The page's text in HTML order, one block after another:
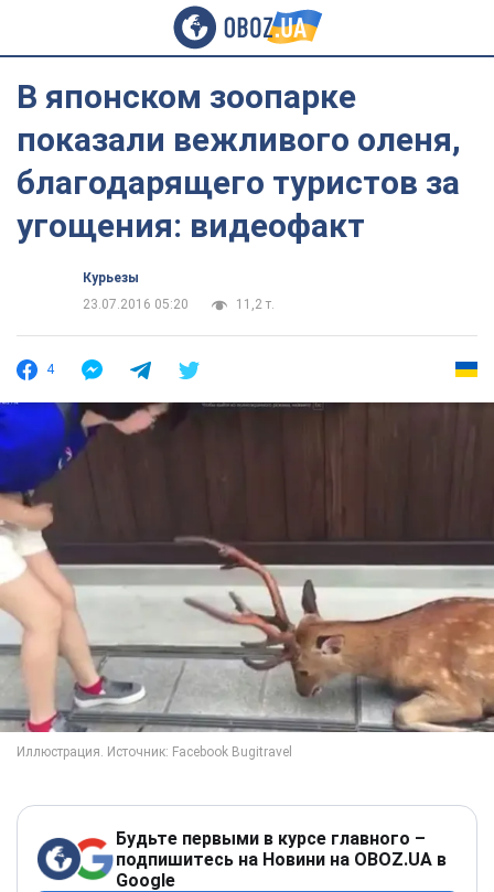
В японском зоопарке
показали вежливого оленя,
благодарящего туристов за
угощения: видеофакт
Курьезы
23.07.2016 05:20
11,2 т.
4
Будьте первыми в курсе главного –
подпишитесь на Новини на OBOZ.UA в
Google